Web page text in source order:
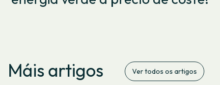
Máis artigos Ver todos os artigos